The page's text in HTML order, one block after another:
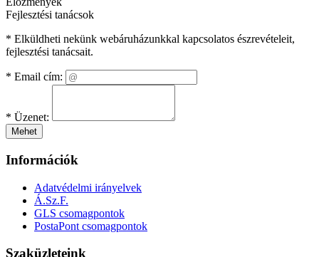
Fejlesztési tanácsok
* Elküldheti nekünk webáruházunkkal kapcsolatos észrevételeit,
fejlesztési tanácsait.
* Email cím:
* Üzenet:
Mehet
Információk
Adatvédelmi irányelvek
Á.Sz.F.
GLS csomagpontok
PostaPont csomagpontok
Szaküzleteink